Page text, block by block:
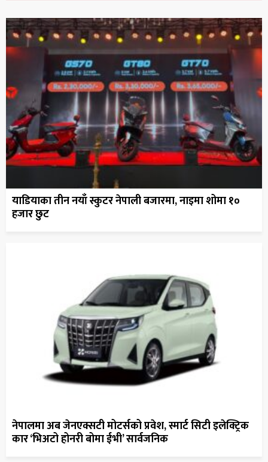
याडियाका तीन नयाँ स्कुटर नेपाली बजारमा, नाइमा शोमा १०
हजार छुट
नेपालमा अब जेनएक्सटी मोटर्सको प्रवेश, स्मार्ट सिटी इलेक्ट्रिक
कार ‘भिअटो होनरी बोमा ईभी’ सार्वजनिक